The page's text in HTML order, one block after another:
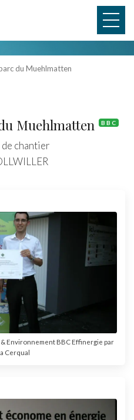
du Muehlmatten
Muehlmatten BBC
chantier
Environnement BBC Effinergie par
la Cerqual